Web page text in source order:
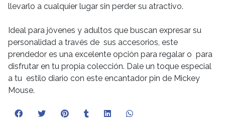
llevarlo a cualquier lugar sin perder su atractivo.
Ideal para jóvenes y adultos que buscan expresar su
personalidad a través de sus accesorios, este
prendedor es una excelente opción para regalar o para
disfrutar en tu propia colección. Dale un toque especial
a tu estilo diario con este encantador pin de Mickey
Mouse.